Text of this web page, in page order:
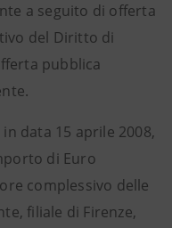
a seguito di offerta
del Diritto di
pubblica
data 15 aprile 2008,
di Euro
complessivo delle
filiale di Firenze,